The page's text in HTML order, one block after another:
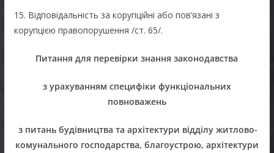
15. Відповідальність за корупційні або пов’язані з
корупцією правопорушення /ст. 65/.
Питання для перевірки знання законодавства
з урахуванням специфіки функціональних
повноважень
з питань будівництва та архітектури відділу житлово-
комунального господарства, благоустрою, архітектури